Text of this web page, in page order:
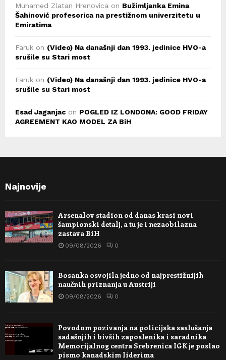
Muhamed Zlatan Hrenovica on Bužimljanka Emina
Šahinović profesorica na prestižnom univerzitetu u
Emiratima
Faruk on (Video) Na današnji dan 1993. jedinice HVO-a
srušile su Stari most
Faruk on (Video) Na današnji dan 1993. jedinice HVO-a
srušile su Stari most
Esad Jaganjac on POGLED IZ LONDONA: GOOD FRIDAY
AGREEMENT KAO MODEL ZA BiH
Najnovije
Arsenalov stadion od danas krasi novi
šampionski detalj, a tu je i nezaobilazna
zastava BiH
09/08/2026 0
Bosanka osvojila jedno od najprestižnijih
naučnih priznanja u Austriji
09/08/2026 0
Povodom pozivanja na policijska saslušanja
sadašnjih i bivših zaposlenika i saradnika
Memorijalnog centra Srebrenica IGK je poslao
pismo kanadskim liderima